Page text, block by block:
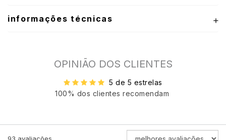
informações técnicas
OPINIÃO DOS CLIENTES
5 de 5 estrelas
100% dos clientes recomendam
ORDENAR